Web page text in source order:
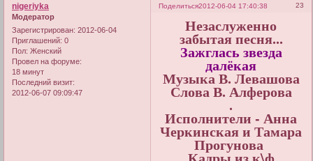
Поделиться 23
2012-06-04 17:40:38
nigeriyka
Модератор
Зарегистрирован: 2012-06-04
Приглашений: 0
Пол: Женский
Провел на форуме:
18 минут
Последний визит:
2012-06-07 09:09:47
Незаслуженно
забытая песня...
Зажглась звезда
далёкая
Музыка В. Левашова
Слова В. Алферова
.
Исполнители - Анна
Черкинская и Тамара
Прогунова